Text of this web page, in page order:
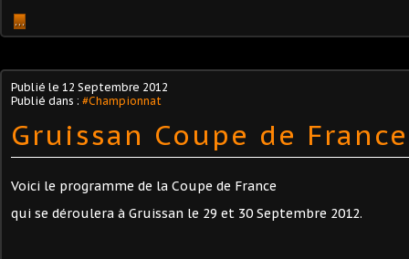
…
Publié le 12 Septembre 2012
Publié dans : #Championnat
Gruissan Coupe de
Voici le programme de la Coupe de France
qui se déroulera à Gruissan le 29 et 30 Septembre 2012.